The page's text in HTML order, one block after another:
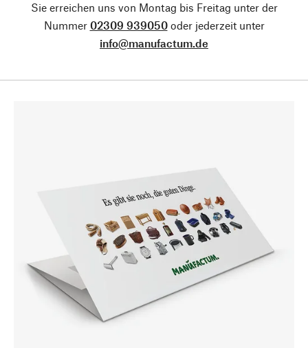
Sie erreichen uns von Montag bis Freitag unter der
Nummer 02309 939050oder jederzeit unter
info@manufactum.de